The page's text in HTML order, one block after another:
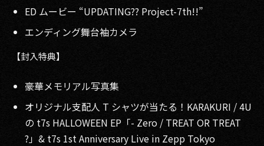
ED ムービー “UPDATING?? Project-7th!!”
エンディング舞台袖カメラ
【封入特典】
豪華メモリアル写真集
オリジナル支配人 T シャツが当たる！KARAKURI / 4U
の t7s HALLOWEEN EP「- Zero / TREAT OR TREAT
?」& t7s 1st Anniversary Live in Zepp Tokyo